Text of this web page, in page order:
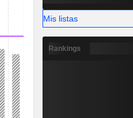
Mis listas
Rankings